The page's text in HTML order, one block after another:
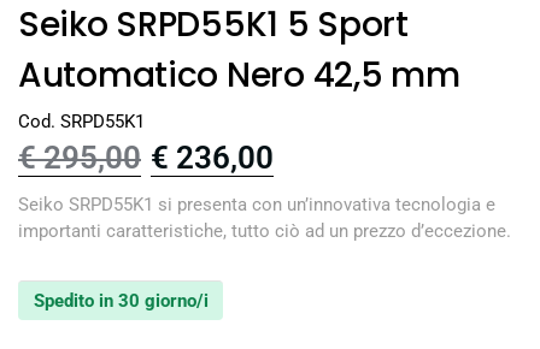
Seiko SRPD55K1 5 Sport
Automatico Nero 42,5 mm
Cod. SRPD55K1
€295,00 € 236,00
Seiko SRPD55K1 si presenta con un’innovativa tecnologia e
importanti caratteristiche, tutto ciò ad un prezzo d’eccezione.
Spedito in 30 giorno/i